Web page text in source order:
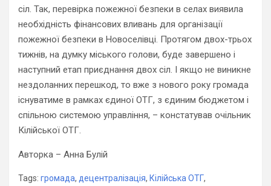
сіл. Так, перевірка пожежної безпеки в селах виявила
необхідність фінансових вливань для організації
пожежної безпеки в Новоселівці. Протягом двох-трьох
тижнів, на думку міського голови, буде завершено і
наступний етап приєднання двох сіл. І якщо не виникне
нездоланних перешкод, то вже з нового року громада
існуватиме в рамках єдиної ОТГ, з єдиним бюджетом і
спільною системою управління, – констатував очільник
Кілійської ОТГ.
Авторка – Анна Булій
Tags: громада, децентралізація, Кілійська ОТГ,